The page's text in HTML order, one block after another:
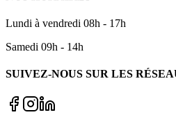
Lundi à vendredi 08h - 17h
Samedi 09h - 14h
SUIVEZ-NOUS SUR LES